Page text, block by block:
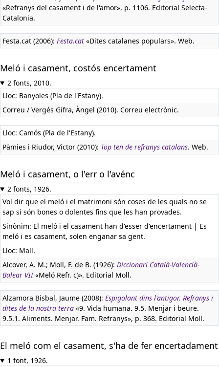
«Refranys del casament i de l'amor», p. 1106. Editorial Selecta-
Catalonia.
Festa.cat (2006): Festa.cat «Dites catalanes populars». Web.
Meló i casament, costós encertament
2 fonts, 2010.
Lloc: Banyoles (Pla de l'Estany).
Correu / Vergés Gifra, Àngel (2010). Correu electrònic.
Lloc: Camós (Pla de l'Estany).
Pàmies i Riudor, Víctor (2010): Top ten de refranys catalans. Web.
Meló i casament, o l'err o l'avénc
2 fonts, 1926.
Vol dir que el meló i el matrimoni són coses de les quals no se
sap si són bones o dolentes fins que les han provades.
Sinònim: El meló i el casament han d'esser d'encertament | Es
meló i es casament, solen enganar sa gent.
Lloc: Mall.
Alcover, A. M.; Moll, F. de B. (1926): Diccionari Català-Valencià-
Balear VII«Meló Refr. c)». Editorial Moll.
Alzamora Bisbal, Jaume (2008): Espigolant dins l'antigor. Refranys i
dites de la nostra terra «9. Vida humana. 9.5. Menjar i beure.
9.5.1. Aliments. Menjar. Fam. Refranys», p. 368. Editorial Moll.
El meló com el casament, s'ha de fer encertadament
1 font, 1926.